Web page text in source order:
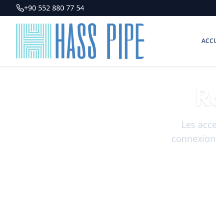
+90 552 880 77 54
Les